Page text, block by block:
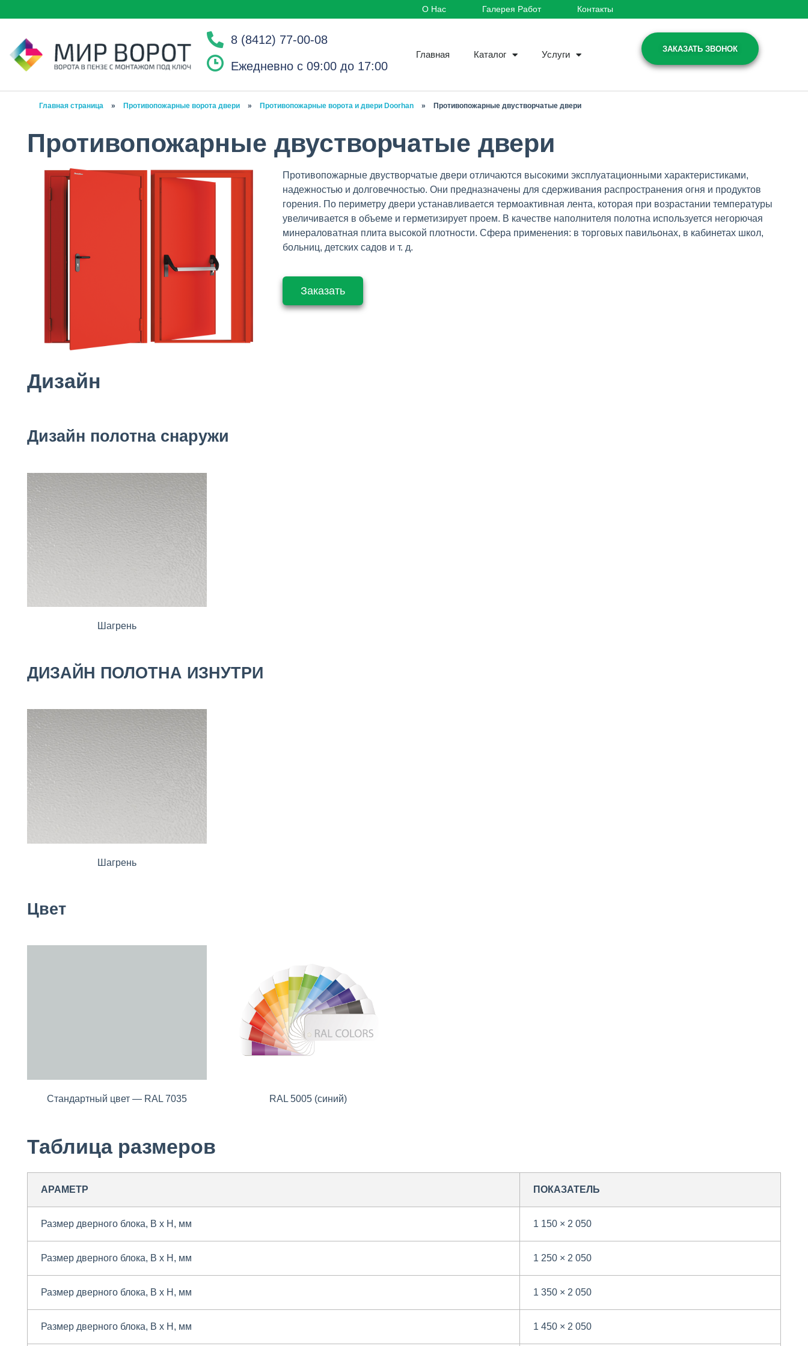
О Нас Галерея Работ Контакты
8 (8412) 77-00-08
Ежедневно с 09:00 до 17:00
Главная Каталог Услуги
ЗАКАЗАТЬ ЗВОНОК
Главная страница » Противопожарные ворота двери » Противопожарные ворота и двери Doorhan » Противопожарные двустворчатые двери
Противопожарные двустворчатые двери
Противопожарные двустворчатые двери отличаются высокими эксплуатационными характеристиками,
надежностью и долговечностью. Они предназначены для сдерживания распространения огня и продуктов
горения. По периметру двери устанавливается термоактивная лента, которая при возрастании температуры
увеличивается в объеме и герметизирует проем. В качестве наполнителя полотна используется негорючая
минераловатная плита высокой плотности. Сфера применения: в торговых павильонах, в кабинетах школ,
больниц, детских садов и т. д.
Заказать
Дизайн
Дизайн полотна снаружи
Шагрень
ДИЗАЙН ПОЛОТНА ИЗНУТРИ
Шагрень
Цвет
Стандартный цвет — RAL 7035 RAL 5005 (синий)
Таблица размеров
АРАМЕТР ПОКАЗАТЕЛЬ
Размер дверного блока, B x H, мм 1 150 × 2 050
Размер дверного блока, B x H, мм 1 250 × 2 050
Размер дверного блока, B x H, мм 1 350 × 2 050
Размер дверного блока, B x H, мм 1 450 × 2 050